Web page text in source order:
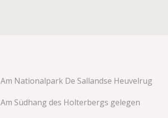
Am Nationalpark De Sallandse Heuvelrug
Am Südhang des Holterbergs gelegen